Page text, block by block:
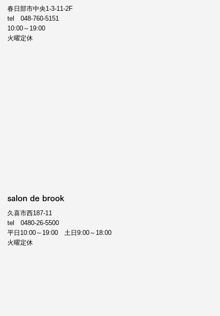
春日部市中央1-3-11-2F
tel 048-760-5151
10:00～19:00
火曜定休
salon de brook
久喜市西187-11
tel 0480-26-5500
平日10:00～19:00 土日9:00～18:00
火曜定休